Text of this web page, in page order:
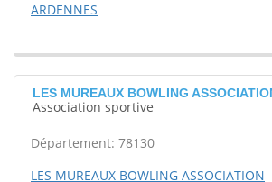
ARDENNES
LES MUREAUX BOWLING
Association sportive
Département: 78130
LES MUREAUX BOWLING ASSOCIATION